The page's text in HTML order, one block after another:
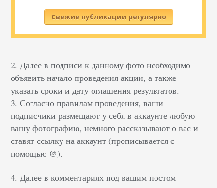
Свежие публикации регулярно
2. Далее в подписи к данному фото необходимо
объявить начало проведения акции, а также
указать сроки и дату оглашения результатов.
3. Согласно правилам проведения, ваши
подписчики размещают у себя в аккаунте любую
вашу фотографию, немного рассказывают о вас и
ставят ссылку на аккаунт (прописывается с
помощью @).
4. Далее в комментариях под вашим постом